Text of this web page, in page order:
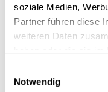
soziale Medien,
Partner führen diese
weiteren Daten
Notwendig